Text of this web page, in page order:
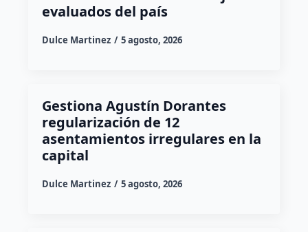
evaluados del país
Dulce Martinez 5 agosto, 2026
Gestiona Agustín Dorantes
regularización de 12
asentamientos irregulares en la
capital
Dulce Martinez 5 agosto, 2026